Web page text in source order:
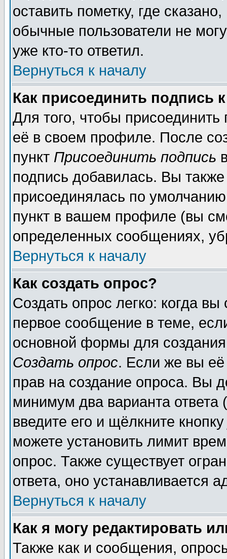
оставить пометку, где
обычные пользователи не
уже кто-то ответил.
Вернуться к началу
Как присоединить подпись
Для того, чтобы
её в своем профиле. После
пункт Присоединить подпись
подпись добавилась. Вы
присоединялась по
пункт в вашем профиле (вы
определенных сообщениях,
Вернуться к началу
Как создать опрос?
Создать опрос легко: когда
первое сообщение в теме,
основной формы для
Создать опрос. Если же вы её
прав на создание опроса. Вы
минимум два варианта ответа
введите его и щёлкните
можете установить лимит
опрос. Также существует
ответа, оно устанавливается
Вернуться к началу
Как я могу редактировать
Также как и сообщения,